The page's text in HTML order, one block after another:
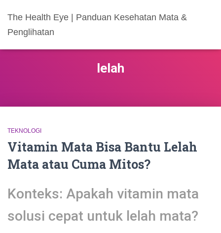
The Health Eye | Panduan Kesehatan Mata &
Penglihatan
lelah
TEKNOLOGI
Vitamin Mata Bisa Bantu Lelah
Mata atau Cuma Mitos?
Konteks: Apakah vitamin mata
solusi cepat untuk lelah mata?